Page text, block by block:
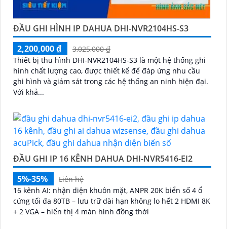
ĐẦU GHI HÌNH IP DAHUA DHI-NVR2104HS-S3
2,200,000 ₫
3,025,000 ₫
Thiết bị thu hình DHI-NVR2104HS-S3 là một hệ thống ghi
hình chất lượng cao, được thiết kế để đáp ứng nhu cầu
ghi hình và giám sát trong các hệ thống an ninh hiện đại.
Với khả...
ĐẦU GHI IP 16 KÊNH DAHUA DHI-NVR5416-EI2
5%-35%
Liên hệ
16 kênh AI: nhận diện khuôn mặt, ANPR 20K biển số 4 ổ
cứng tối đa 80TB – lưu trữ dài hạn không lo hết 2 HDMI 8K
+ 2 VGA – hiển thị 4 màn hình đồng thời